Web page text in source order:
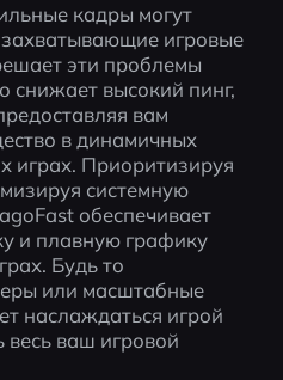
кадры могут
игровые
эти проблемы
снижает высокий пинг,
вам
в динамичных
играх. Приоритизируя
системную
обеспечивает
и плавную графику
Будь то
или масштабные
наслаждаться игрой
весь ваш игровой